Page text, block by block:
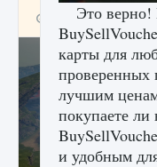
9 августа 2024
Это верно!
карты для
проверенных
лучшим
покупаете ли
и удобным